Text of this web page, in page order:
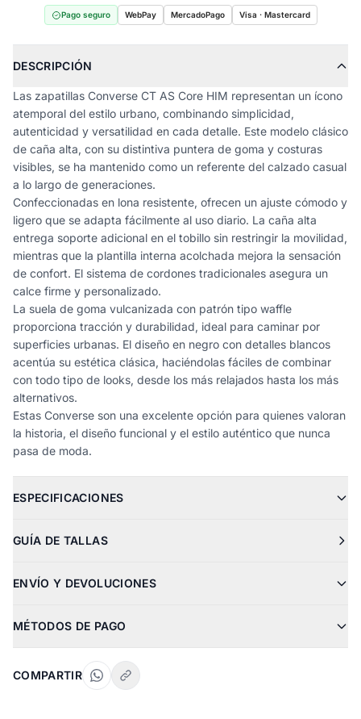
Pago seguro WebPay MercadoPago Visa · Mastercard
DESCRIPCIÓN
Las zapatillas Converse CT AS Core HIM representan un ícono
atemporal del estilo urbano, combinando simplicidad,
autenticidad y versatilidad en cada detalle. Este modelo clásico
de caña alta, con su distintiva puntera de goma y costuras
visibles, se ha mantenido como un referente del calzado casual
a lo largo de generaciones.
Confeccionadas en lona resistente, ofrecen un ajuste cómodo y
ligero que se adapta fácilmente al uso diario. La caña alta
entrega soporte adicional en el tobillo sin restringir la movilidad,
mientras que la plantilla interna acolchada mejora la sensación
de confort. El sistema de cordones tradicionales asegura un
calce firme y personalizado.
La suela de goma vulcanizada con patrón tipo waffle
proporciona tracción y durabilidad, ideal para caminar por
superficies urbanas. El diseño en negro con detalles blancos
acentúa su estética clásica, haciéndolas fáciles de combinar
con todo tipo de looks, desde los más relajados hasta los más
alternativos.
Estas Converse son una excelente opción para quienes valoran
la historia, el diseño funcional y el estilo auténtico que nunca
pasa de moda.
ESPECIFICACIONES
GUÍA DE TALLAS
ENVÍO Y DEVOLUCIONES
MÉTODOS DE PAGO
COMPARTIR